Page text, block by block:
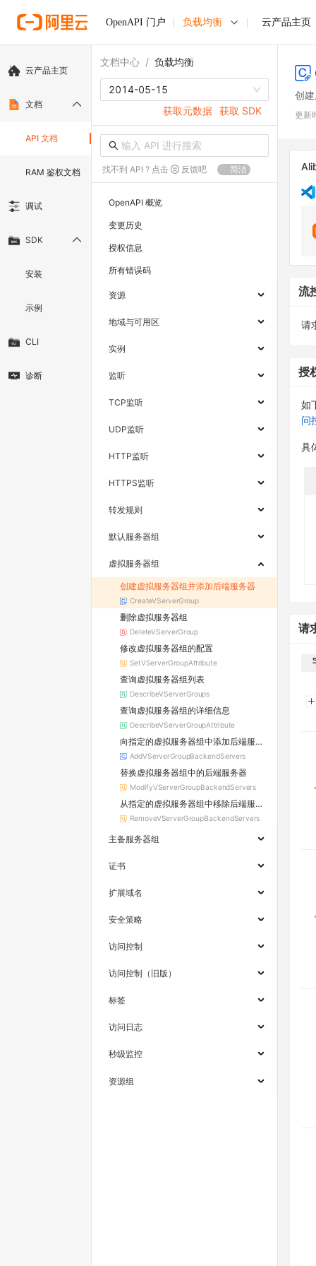
OpenAPI 门户 负载均衡 云产品主页
云产品主页
文档
API 文档
RAM 鉴权文档
调试
SDK
安装
示例
CLI
诊断
文档中心 / 负载均衡
2014-05-15
获取元数据 获取 SDK
找不到 API ? 点击 反馈吧 简洁
OpenAPI 概览
变更历史
授权信息
所有错误码
资源
地域与可用区
实例
监听
TCP监听
UDP监听
HTTP监听
HTTPS监听
转发规则
默认服务器组
虚拟服务器组
创建虚拟服务器组并添加后端服务器
CreateVServerGroup
删除虚拟服务器组
DeleteVServerGroup
修改虚拟服务器组的配置
SetVServerGroupAttribute
查询虚拟服务器组列表
DescribeVServerGroups
查询虚拟服务器组的详细信息
DescribeVServerGroupAttribute
向指定的虚拟服务器组中添加后端服务器
AddVServerGroupBackendServers
替换虚拟服务器组中的后端服务器
ModifyVServerGroupBackendServers
从指定的虚拟服务器组中移除后端服务器
RemoveVServerGroupBackendServers
主备服务器组
证书
扩展域名
安全策略
访问控制
访问控制（旧版）
标签
访问日志
秒级监控
资源组
创
更新
流
请
授
如
问
具
请